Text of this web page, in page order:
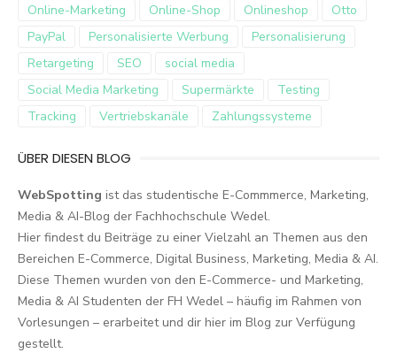
Online-Marketing
Online-Shop Onlineshop
Otto
PayPal
Personalisierte Werbung
Personalisierung
Retargeting
SEO
social media
Social Media Marketing
Supermärkte
Testing
Tracking
Vertriebskanäle Zahlungssysteme
ÜBER DIESEN BLOG
WebSpotting ist das studentische E-Commmerce, Marketing,
Media & AI-Blog der Fachhochschule Wedel.
Hier findest du Beiträge zu einer Vielzahl an Themen aus den
Bereichen E-Commerce, Digital Business, Marketing, Media & AI.
Diese Themen wurden von den E-Commerce- und Marketing,
Media & AI Studenten der FH Wedel – häufig im Rahmen von
Vorlesungen – erarbeitet und dir hier im Blog zur Verfügung
gestellt.